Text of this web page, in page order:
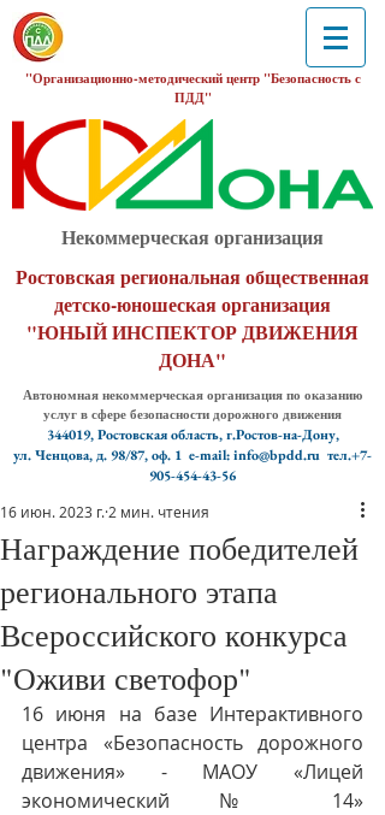
"Организационно-методический центр "Безопасность с
ПДД"
Некоммерческая организация
Ростовская региональная общественная
детско-юношеская организация
"ЮНЫЙ ИНСПЕКТОР ДВИЖЕНИЯ
ДОНА"
Автономная некоммерческая организация по оказанию
услуг в сфере безопасности дорожного движения
344019, Ростовская область, г.Ростов-на-Дону,
ул. Ченцова, д. 98/87, оф. 1 e-mail: info@bpdd.ru тел.+7-
905-454-43-56
Награждение победителей
регионального этапа
Всероссийского конкурса
"Оживи светофор"
16 июн. 2023 г. 2 мин. чтения
16 июня на базе Интерактивного
центра «Безопасность дорожного
движения» - МАОУ «Лицей
экономический № 14»